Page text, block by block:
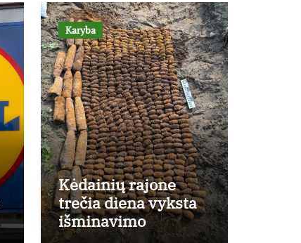
Karyba
Kėdainių rajone
trečia diena vyksta
išminavimo